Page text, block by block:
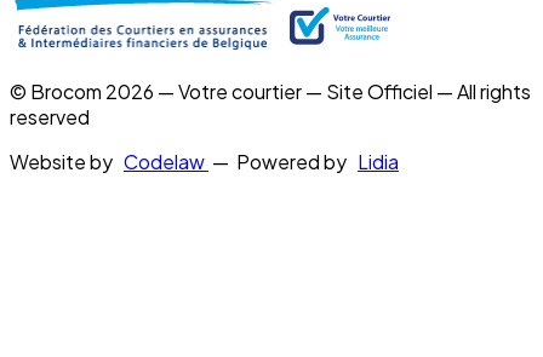
© Brocom 2026 — Votre courtier — Site Officiel — All rights
reserved
Website by Codelaw — Powered by Lidia